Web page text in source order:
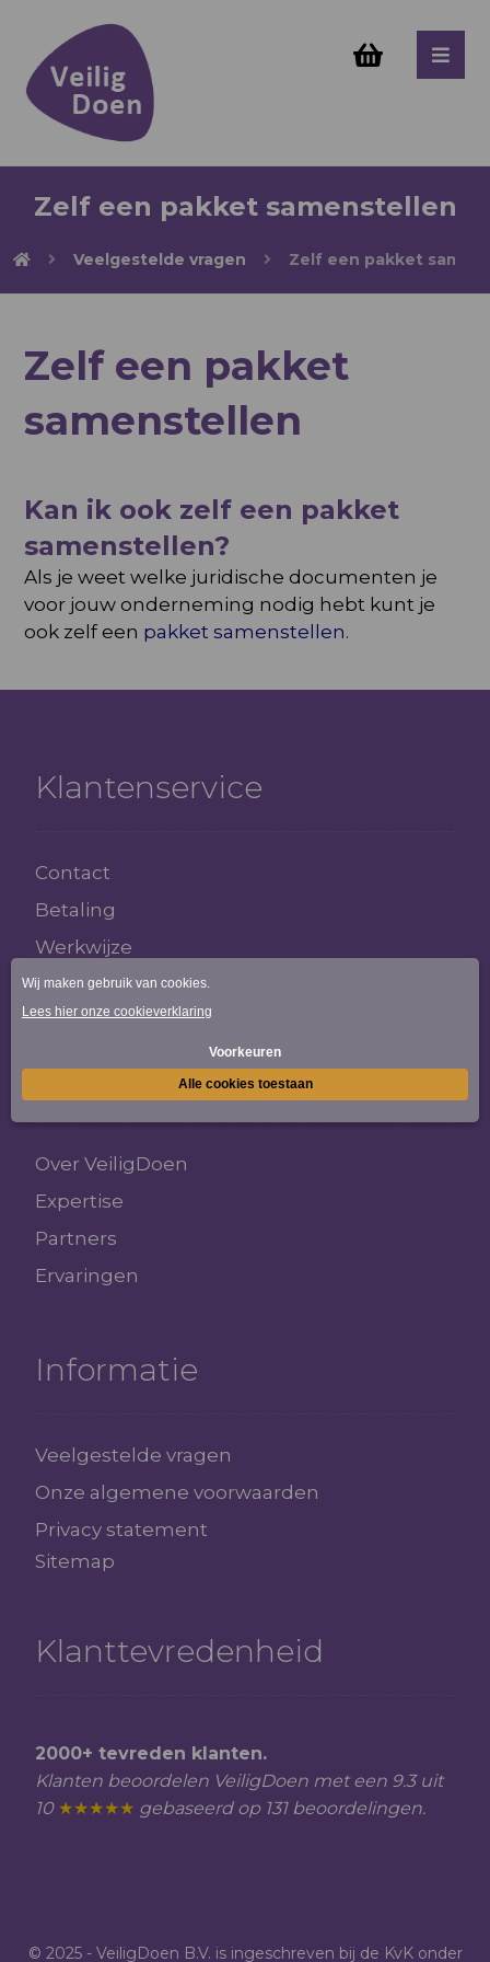
Zelf een pakket samenstellen
Veelgestelde vragen Zelf een pakket
Zelf een pakket
samenstellen
Kan ik ook zelf een pakket
samenstellen?
Als je weet welke juridische documenten je
voor jouw onderneming nodig hebt kunt je
ook zelf een pakket samenstellen.
Klantenservice
Contact
Betaling
Werkwijze
Juridisch advies
VeiligDoen
Over VeiligDoen
Expertise
Partners
Ervaringen
Informatie
Veelgestelde vragen
Onze algemene voorwaarden
Privacy statement
Sitemap
Klanttevredenheid
2000+ tevreden klanten.
Klanten beoordelen VeiligDoen met een 9.3 uit
10 ★★★★★ gebaseerd op 131 beoordelingen.
© 2025 - VeiligDoen B.V. is ingeschreven bij de KvK onder